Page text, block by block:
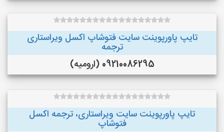
تایپ پاورپوینت سایت فتوشاپ اکسل ویراستاری
ترجمه
09210086295 (ارومیه)
تایپ پاورپوینت سایت ویراستاری، ترجمه اکسل
فتوشاپ